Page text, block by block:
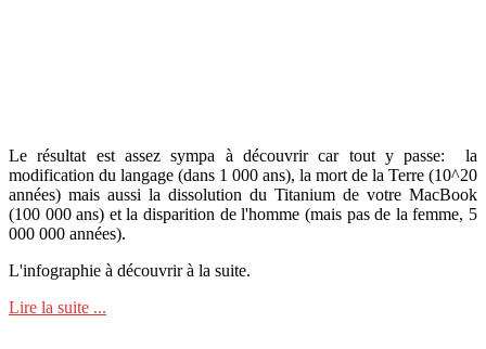
Le résultat est assez sympa à découvrir car tout y passe: la
modification du langage (dans 1 000 ans), la mort de la Terre (10^20
années) mais aussi la dissolution du Titanium de votre MacBook
(100 000 ans) et la disparition de l'homme (mais pas de la femme, 5
000 000 années).
L'infographie à découvrir à la suite.
Lire la suite ...